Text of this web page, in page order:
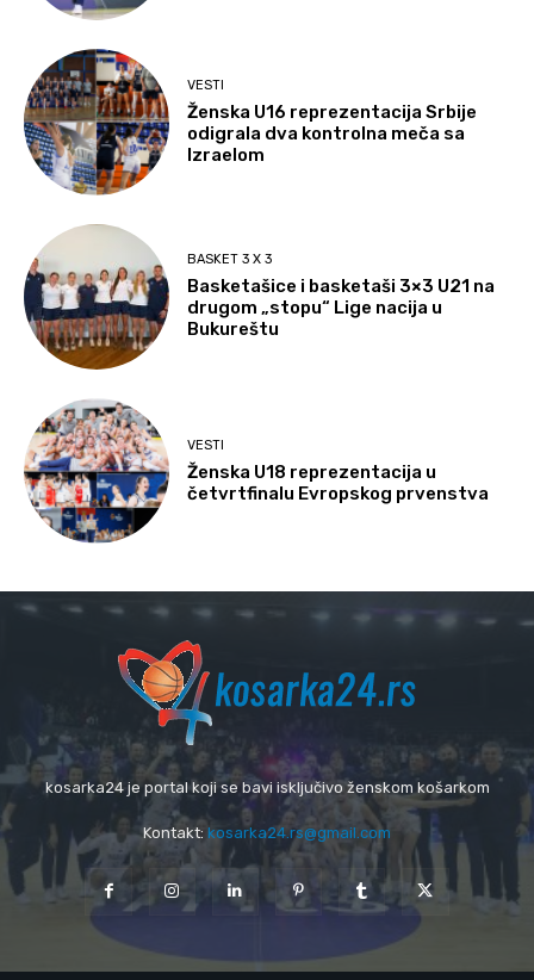
VESTI
Ženska U16 reprezentacija Srbije
odigrala dva kontrolna meča sa
Izraelom
BASKET 3 X 3
Basketašice i basketaši 3×3 U21 na
drugom „stopu“ Lige nacija u
Bukureštu
VESTI
Ženska U18 reprezentacija u
četvrtfinalu Evropskog prvenstva
kosarka24 je portal koji se bavi isključivo ženskom košarkom
Kontakt: kosarka24.rs@gmail.com